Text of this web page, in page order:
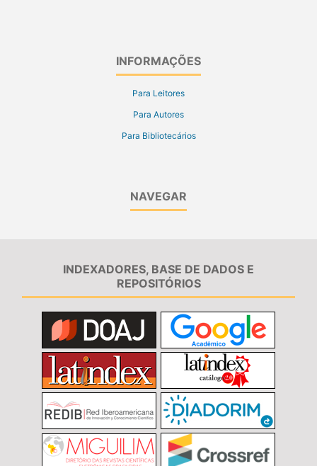
INFORMAÇÕES
Para Leitores
Para Autores
Para Bibliotecários
NAVEGAR
INDEXADORES, BASE DE DADOS E
REPOSITÓRIOS